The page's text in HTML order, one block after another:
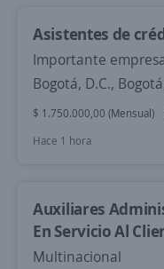
Asistentes de
Importante
Bogotá, D.C.,
$ 1.750.000,00 (Mensual)
Hace 1 hora
Auxiliares
En Servicio Al
Multinacional